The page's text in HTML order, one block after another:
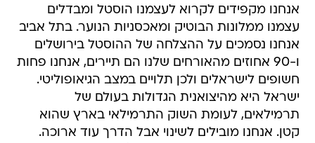
אנחנו נסמכים על ההצלחה של ההוסטל בירושלים
ו-90 אחוזים מהאורחים שלנו הם תיירים, אנחנו פחות
חשופים לישראלים ולכן תלויים במצב הגיאופוליטי.
ישראל היא מהיצואנית הגדולות בעולם של
תרמילאים, לעומת השוק התרמילאי בארץ שהוא
קטן. אנחנו מובילים לשינוי אבל הדרך עוד ארוכה.
אנחנו מקדמים את עצמנו באנגלית ורוב אורחנו
מגיעים מקצוות העולם, אבל ישראלים שמטיילים